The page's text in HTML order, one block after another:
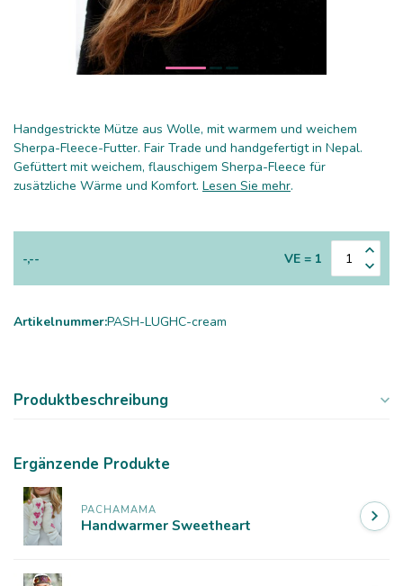
Handgestrickte Mütze aus Wolle, mit warmem und weichem
Sherpa-Fleece-Futter. Fair Trade und handgefertigt in Nepal.
Gefüttert mit weichem, flauschigem Sherpa-Fleece für
zusätzliche Wärme und Komfort. Lesen Sie mehr.
-,-- VE = 1
Artikelnummer:PASH-LUGHC-cream
Produktbeschreibung
Ergänzende Produkte
PACHAMAMA
Handwarmer Sweetheart